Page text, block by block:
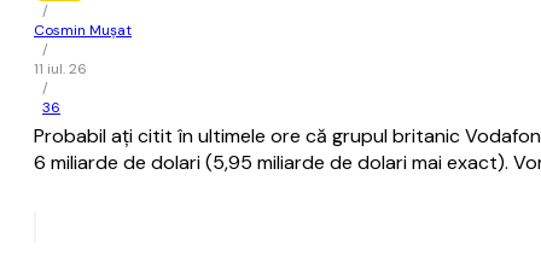
/
Cosmin Mușat
/
11 iul. 26
/
36
Probabil aţi citit în ultimele ore că grupul britanic
6 miliarde de dolari (5,95 miliarde de dolari mai exact).